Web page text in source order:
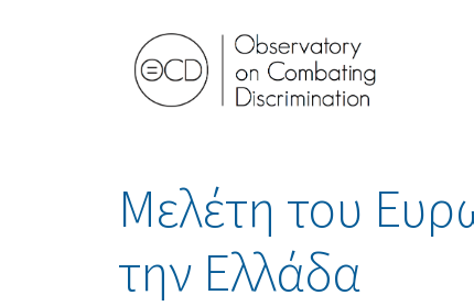
Μελέτη του
την Ελλάδα